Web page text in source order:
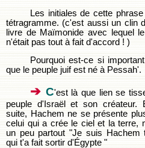
Les initiales de cette
tétragramme. (c'est aussi un clin
livre de Maïmonide avec lequel
n'était pas tout à fait d'accord ! )
Pourquoi est-ce si
que le peuple juif est né à Pessah'.
➔ C'est là que lien se
peuple d'Israël et son créateur.
suite, Hachem ne se présente
celui qui a crée le ciel et la terre,
un peu partout "Je suis Hachem
qui t'a fait sortir d'Égypte "